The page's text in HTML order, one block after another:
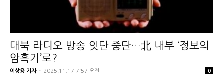
대북 라디오 방송 잇단 중단…北 내부 ‘정보의
암흑기’로?
이상용 기자 - 2025.11.17 7:57 오전 0